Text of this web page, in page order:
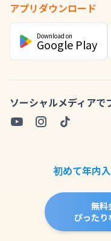
アプリダウンロード
Download on
Google Play
ソーシャルメディアで
初めて年内
無料
ぴったり